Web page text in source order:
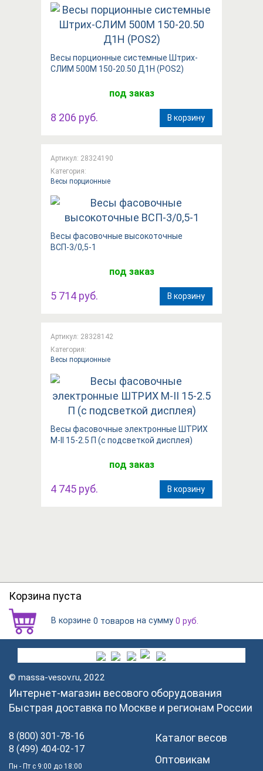
Весы порционные системные Штрих-
СЛИМ 500М 150-20.50 Д1Н (POS2)
под заказ
8 206 руб. В корзину
Артикул: 28324190
Категория:
Весы порционные
Весы фасовочные высокоточные
ВСП-3/0,5-1
под заказ
5 714 руб. В корзину
Артикул: 28328142
Категория:
Весы порционные
Весы фасовочные электронные ШТРИХ
М-II 15-2.5 П (с подсветкой дисплея)
под заказ
4 745 руб. В корзину
Корзина пуста
В корзине 0 товаров на сумму 0 руб.
© massa-vesov.ru, 2022
Интернет-магазин весового оборудования
Быстрая доставка по Москве и регионам России
8 (800) 301-78-16
8 (499) 404-02-17
Пн - Пт с 9:00 до 18:00
Каталог весов
Оптовикам